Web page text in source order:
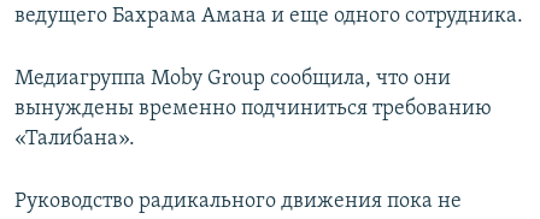
ведущего Бахрама Амана и еще одного сотрудника.
Медиагруппа Moby Group сообщила, что они
вынуждены временно подчиниться требованию
«Талибана».
Руководство радикального движения пока не